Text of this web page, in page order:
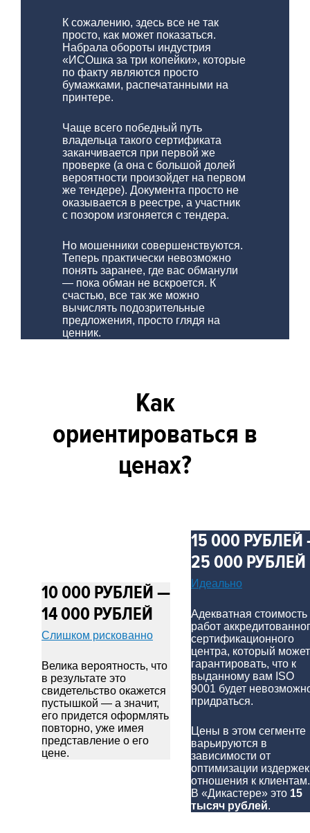
К сожалению, здесь все не так
просто, как может показаться.
Набрала обороты индустрия
«ИСОшка за три копейки», которые
по факту являются просто
бумажками, распечатанными на
принтере.
Чаще всего победный путь
владельца такого сертификата
заканчивается при первой же
проверке (а она с большой долей
вероятности произойдет на первом
же тендере). Документа просто не
оказывается в реестре, а участник
с позором изгоняется с тендера.
Но мошенники совершенствуются.
Теперь практически невозможно
понять заранее, где вас обманули
— пока обман не вскроется. К
счастью, все так же можно
вычислять подозрительные
предложения, просто глядя на
ценник.
Как
ориентироваться в
ценах?
10 000 РУБЛЕЙ —
14 000 РУБЛЕЙ
Слишком рискованно
Велика вероятность, что
в результате это
свидетельство окажется
пустышкой — а значит,
его придется оформлять
повторно, уже имея
представление о его
цене.
15 000 РУБЛЕЙ
25 000 РУБЛЕЙ
Идеально
Адекватная стоимость
работ
сертификационного
центра, который может
гарантировать, что к
выданному вам ISO
9001 будет
придраться.
Цены в этом сегменте
варьируются в
зависимости от
оптимизации
отношения к клиентам.
В «Дикастере» это 15
тысяч рублей.